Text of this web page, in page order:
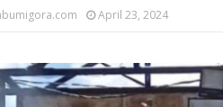
April 23, 2024